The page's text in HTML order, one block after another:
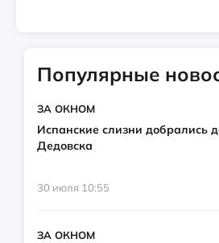
Популярные
ЗА ОКНОМ
Испанские слизни добрались
Дедовска
30 июля 10:55
ЗА ОКНОМ